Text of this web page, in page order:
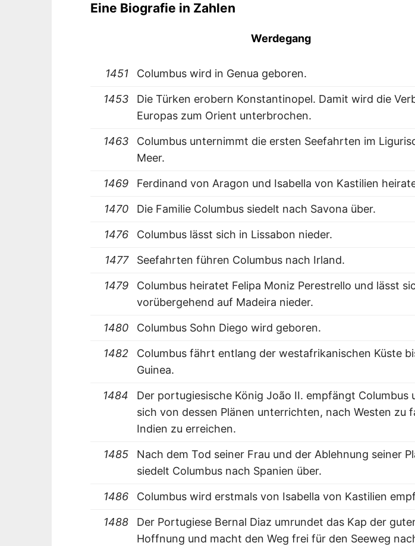
Eine Biografie in Zahlen
Werdegang
1451 Columbus wird in Genua geboren.
1453
Die Türken erobern Konstantinopel. Damit wird die
Europas zum Orient unterbrochen.
1463
Columbus unternimmt die ersten Seefahrten im
Meer.
1469 Ferdinand von Aragon und Isabella von Kastilien
1470 Die Familie Columbus siedelt nach Savona über.
1476 Columbus lässt sich in Lissabon nieder.
1477 Seefahrten führen Columbus nach Irland.
1479
Columbus heiratet Felipa Moniz Perestrello und lässt
vorübergehend auf Madeira nieder.
1480 Columbus Sohn Diego wird geboren.
1482
Columbus fährt entlang der westafrikanischen Küste
Guinea.
1484
Der portugiesische König João II. empfängt Columbus
sich von dessen Plänen unterrichten, nach Westen zu
Indien zu erreichen.
1485
Nach dem Tod seiner Frau und der Ablehnung seiner
siedelt Columbus nach Spanien über.
1486 Columbus wird erstmals von Isabella von Kastilien
1488
Der Portugiese Bernal Diaz umrundet das Kap der
Hoffnung und macht den Weg frei für den Seeweg